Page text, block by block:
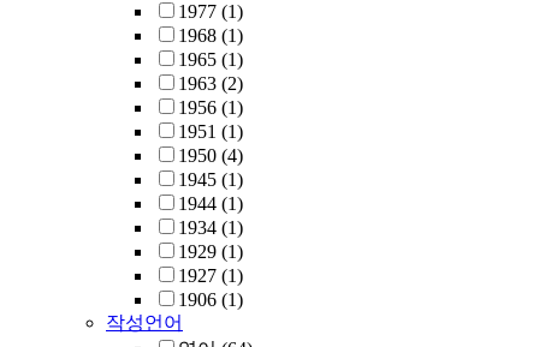
1977 (1)
1968 (1)
1965 (1)
1963 (2)
1956 (1)
1951 (1)
1950 (4)
1945 (1)
1944 (1)
1934 (1)
1929 (1)
1927 (1)
1906 (1)
작성언어